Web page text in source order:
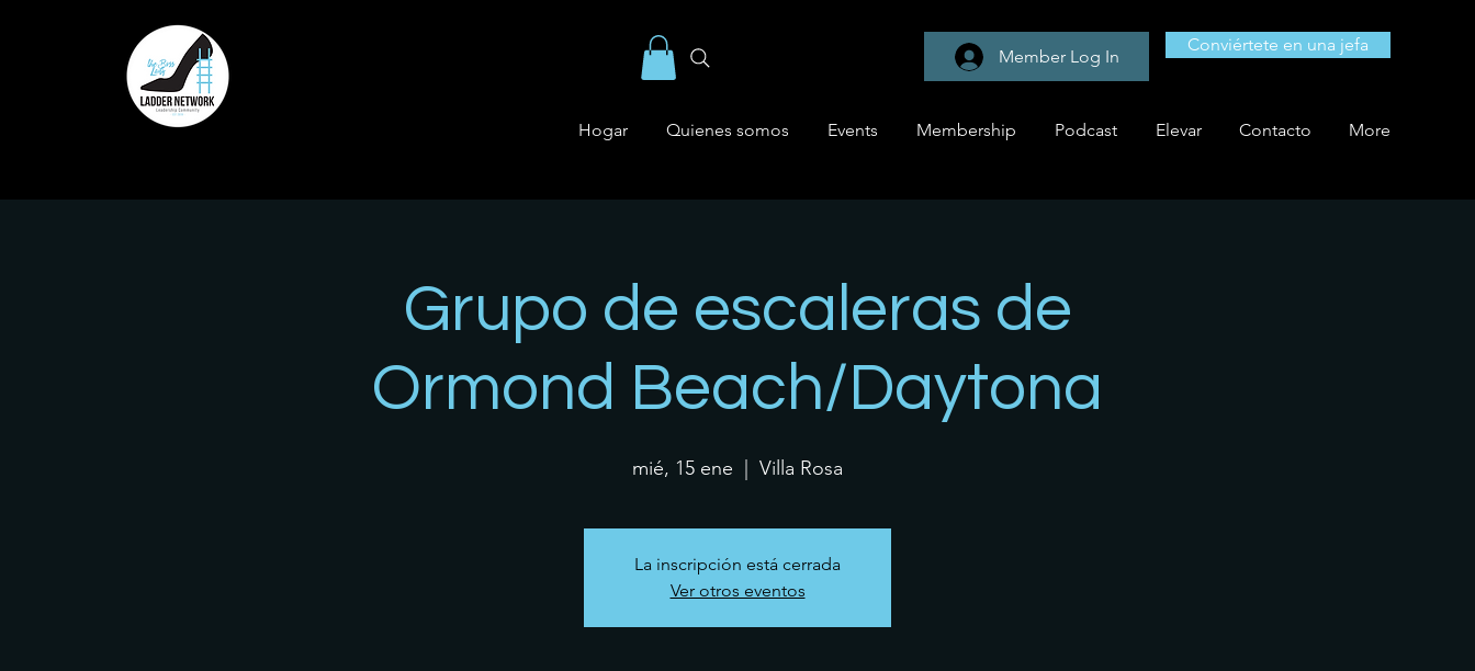
Member Log In
Conviértete en una jefa
Hogar Quienes somos Events Membership Podcast Elevar Contacto More
Grupo de escaleras de
Ormond Beach/Daytona
mié, 15 ene
  |
Villa Rosa
La inscripción está cerrada
Ver otros eventos